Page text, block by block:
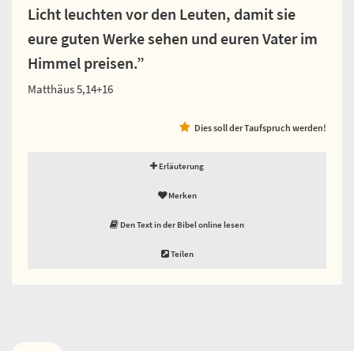
Licht leuchten vor den Leuten, damit sie
eure guten Werke sehen und euren Vater im
Himmel preisen.”
Matthäus 5,14+16
Dies soll der Taufspruch werden!
Erläuterung
Merken
Den Text in der Bibel online lesen
Teilen